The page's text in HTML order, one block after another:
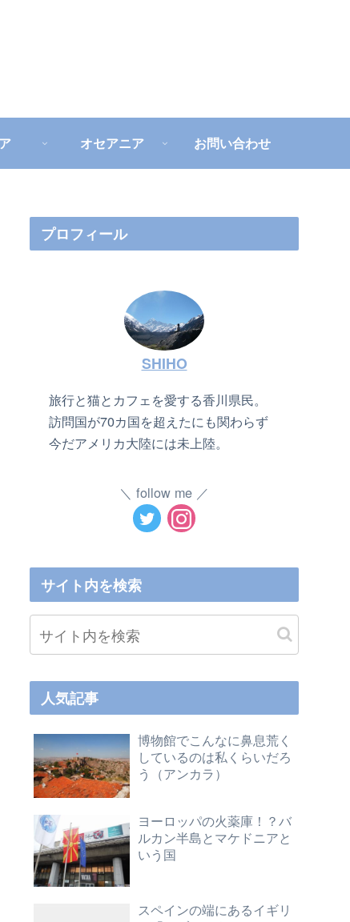
オセアニア お問い合わせ
プロフィール
SHIHO
旅行と猫とカフェを愛する香川県民。
訪問国が70カ国を超えたにも関わらず
今だアメリカ大陸には未上陸。
follow me
サイト内を検索
人気記事
博物館でこんなに鼻息荒く
しているのは私くらいだろ
う（アンカラ）
ヨーロッパの火薬庫！？バ
ルカン半島とマケドニアと
いう国
スペインの端にあるイギリ